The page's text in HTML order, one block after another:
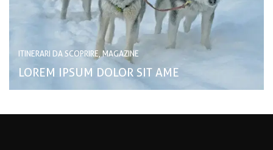
ITINERARI DA SCOPRIRE, MAGAZINE
LOREM IPSUM DOLOR SIT AME